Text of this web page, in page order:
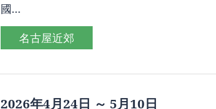
國...
名古屋近郊
2026年4月24日 ～ 5月10日